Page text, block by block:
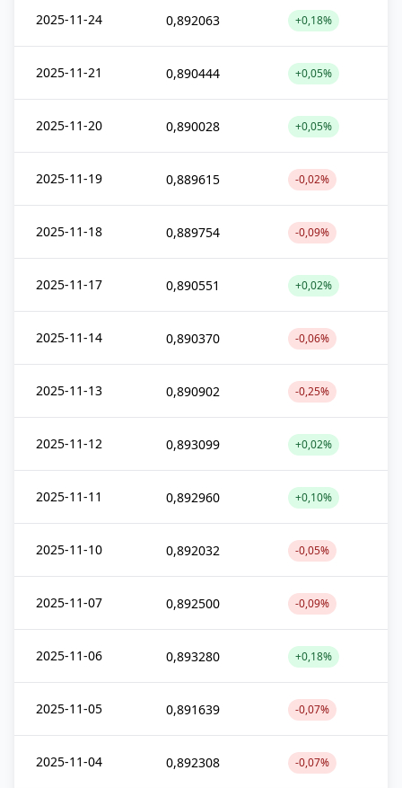
2025-11-24 0,892063 +0,18%
2025-11-21 0,890444 +0,05%
2025-11-20 0,890028 +0,05%
2025-11-19 0,889615 -0,02%
2025-11-18 0,889754 -0,09%
2025-11-17 0,890551 +0,02%
2025-11-14 0,890370 -0,06%
2025-11-13 0,890902 -0,25%
2025-11-12 0,893099 +0,02%
2025-11-11 0,892960 +0,10%
2025-11-10 0,892032 -0,05%
2025-11-07 0,892500 -0,09%
2025-11-06 0,893280 +0,18%
2025-11-05 0,891639 -0,07%
2025-11-04 0,892308 -0,07%